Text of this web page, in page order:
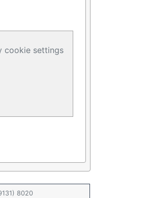
cookie settings
8020